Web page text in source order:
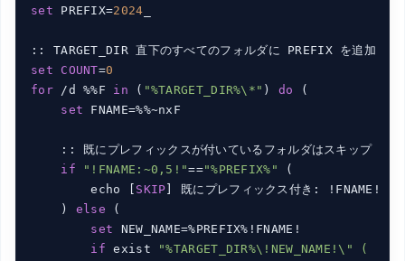
set PREFIX=2024
set
COUNT=0
for /d %%F in ( "%TARGET_DIR%\*" ) do
(
set FNAME=%%~nxF
    :: 既にプレフィックスが付いているフォルダはスキップ
if
"!FNAME:~0,5!"=="%PREFIX%"
(
        echo [
SKIP ] 既にプレフィックス付き: !FNAME!
    )
else (
set NEW_NAME=%PREFIX%!FNAME!
if exist
"%TARGET_DIR%\!NEW_NAME!\" (